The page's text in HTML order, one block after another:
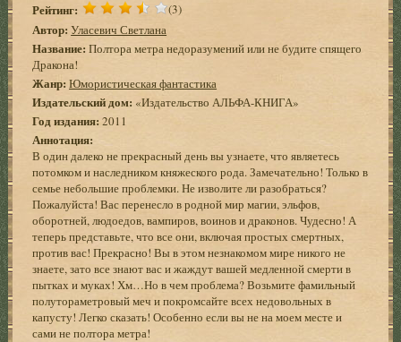
Рейтинг: (3)
Автор: Уласевич Светлана
Название: Полтора метра недоразумений или не будите спящего
Дракона!
Жанр: Юмористическая фантастика
Издательский дом: «Издательство АЛЬФА-КНИГА»
Год издания:2011
Аннотация:
В один далеко не прекрасный день вы узнаете, что являетесь
потомком и наследником княжеского рода. Замечательно! Только в
семье небольшие проблемки. Не изволите ли разобраться?
Пожалуйста! Вас перенесло в родной мир магии, эльфов,
оборотней, людоедов, вампиров, воинов и драконов. Чудесно! А
теперь представьте, что все они, включая простых смертных,
против вас! Прекрасно! Вы в этом незнакомом мире никого не
знаете, зато все знают вас и жаждут вашей медленной смерти в
пытках и муках! Хм…Но в чем проблема? Возьмите фамильный
полутораметровый меч и покромсайте всех недовольных в
капусту! Легко сказать! Особенно если вы не на моем месте и
сами не полтора метра!